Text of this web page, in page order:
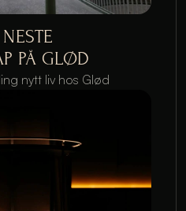
PÅ GLØD
nytt liv hos Glød